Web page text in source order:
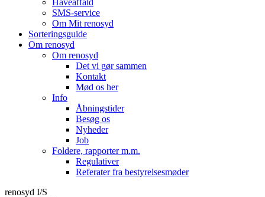
Haveaffald
SMS-service
Om Mit renosyd
Sorteringsguide
Om renosyd
Om renosyd
Det vi gør sammen
Kontakt
Mød os her
Info
Åbningstider
Besøg os
Nyheder
Job
Foldere, rapporter m.m.
Regulativer
Referater fra bestyrelsesmøder
renosyd I/S